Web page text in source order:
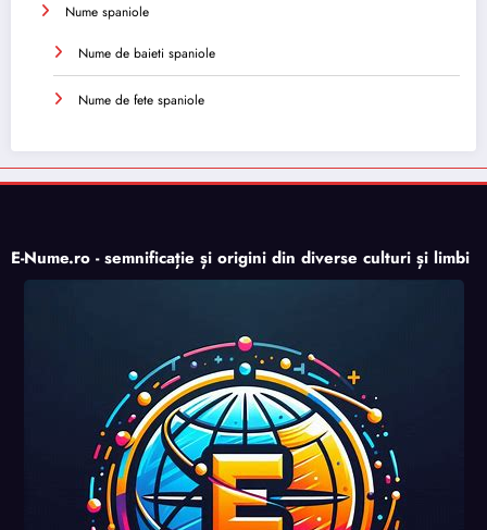
Nume spaniole
Nume de baieti spaniole
Nume de fete spaniole
E-Nume.ro - semnificație și origini din diverse culturi și limbi